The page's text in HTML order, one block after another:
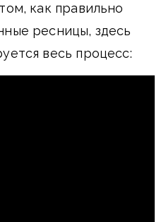
как правильно
ресницы, здесь
весь процесс: